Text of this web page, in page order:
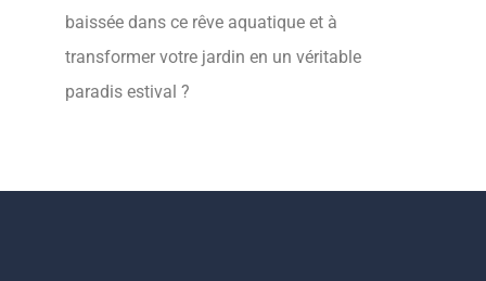
baissée dans ce rêve aquatique et à
transformer votre jardin en un véritable
paradis estival ?